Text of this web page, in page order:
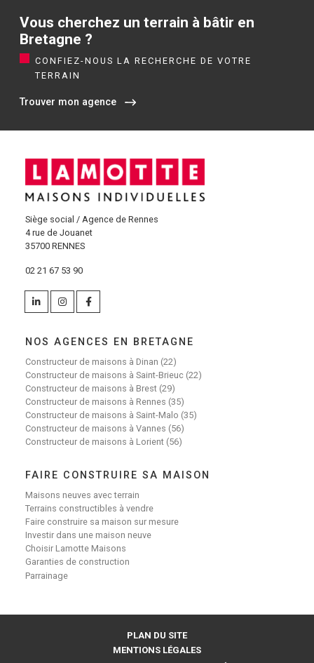
Vous cherchez un terrain à bâtir en
Bretagne ?
CONFIEZ-NOUS LA RECHERCHE DE VOTRE
TERRAIN
Trouver mon agence
Siège social / Agence de Rennes
4 rue de Jouanet
35700 RENNES
02 21 67 53 90
NOS AGENCES EN BRETAGNE
Constructeur de maisons à Dinan (22)
Constructeur de maisons à Saint-Brieuc (22)
Constructeur de maisons à Brest (29)
Constructeur de maisons à Rennes (35)
Constructeur de maisons à Saint-Malo (35)
Constructeur de maisons à Vannes (56)
Constructeur de maisons à Lorient (56)
FAIRE CONSTRUIRE SA MAISON
Maisons neuves avec terrain
Terrains constructibles à vendre
Faire construire sa maison sur mesure
Investir dans une maison neuve
Choisir Lamotte Maisons
Garanties de construction
Parrainage
PLAN DU SITE
MENTIONS LÉGALES